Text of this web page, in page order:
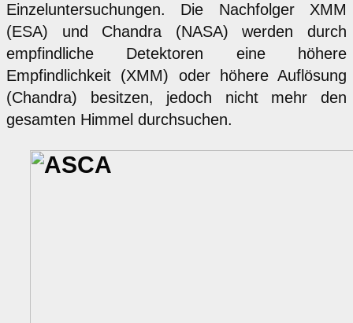
Einzeluntersuchungen. Die Nachfolger XMM
(ESA) und Chandra (NASA) werden durch
empfindliche Detektoren eine höhere
Empfindlichkeit (XMM) oder höhere Auflösung
(Chandra) besitzen, jedoch nicht mehr den
gesamten Himmel durchsuchen.